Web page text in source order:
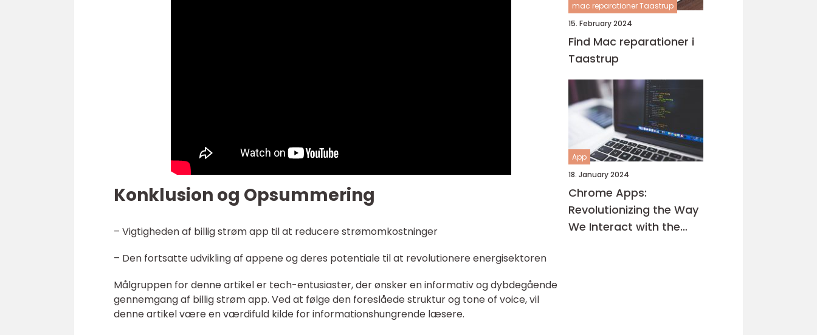
Konklusion og Opsummering
– Vigtigheden af billig strøm app til at reducere strømomkostninger
– Den fortsatte udvikling af appene og deres potentiale til at revolutionere energisektoren
Målgruppen for denne artikel er tech-entusiaster, der ønsker en informativ og dybdegående
gennemgang af billig strøm app. Ved at følge den foreslåede struktur og tone of voice, vil
denne artikel være en værdifuld kilde for informationshungrende læsere.
mac reparationer Taastrup
15. February 2024
Find Mac reparationer i
Taastrup
App
18. January 2024
Chrome Apps:
Revolutionizing the Way
We Interact with the